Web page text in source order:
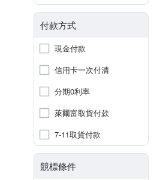
付款方式
現金付款
信用卡一次付清
分期0利率
萊爾富取貨付款
7-11取貨付款
競標條件